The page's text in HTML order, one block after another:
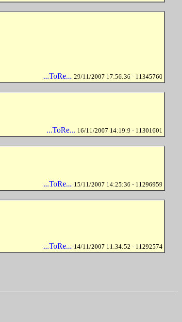
...ToRe... 29/11/2007 17:56:36 - 11345760
...ToRe... 16/11/2007 14:19:9 - 11301601
...ToRe... 15/11/2007 14:25:36 - 11296959
...ToRe... 14/11/2007 11:34:52 - 11292574